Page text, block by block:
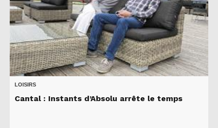
LOISIRS
Cantal : Instants d’Absolu arrête le temps